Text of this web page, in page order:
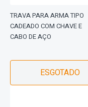
TRAVA PARA ARMA TIPO
CADEADO COM CHAVE E
CABO DE AÇO
ESGOTADO